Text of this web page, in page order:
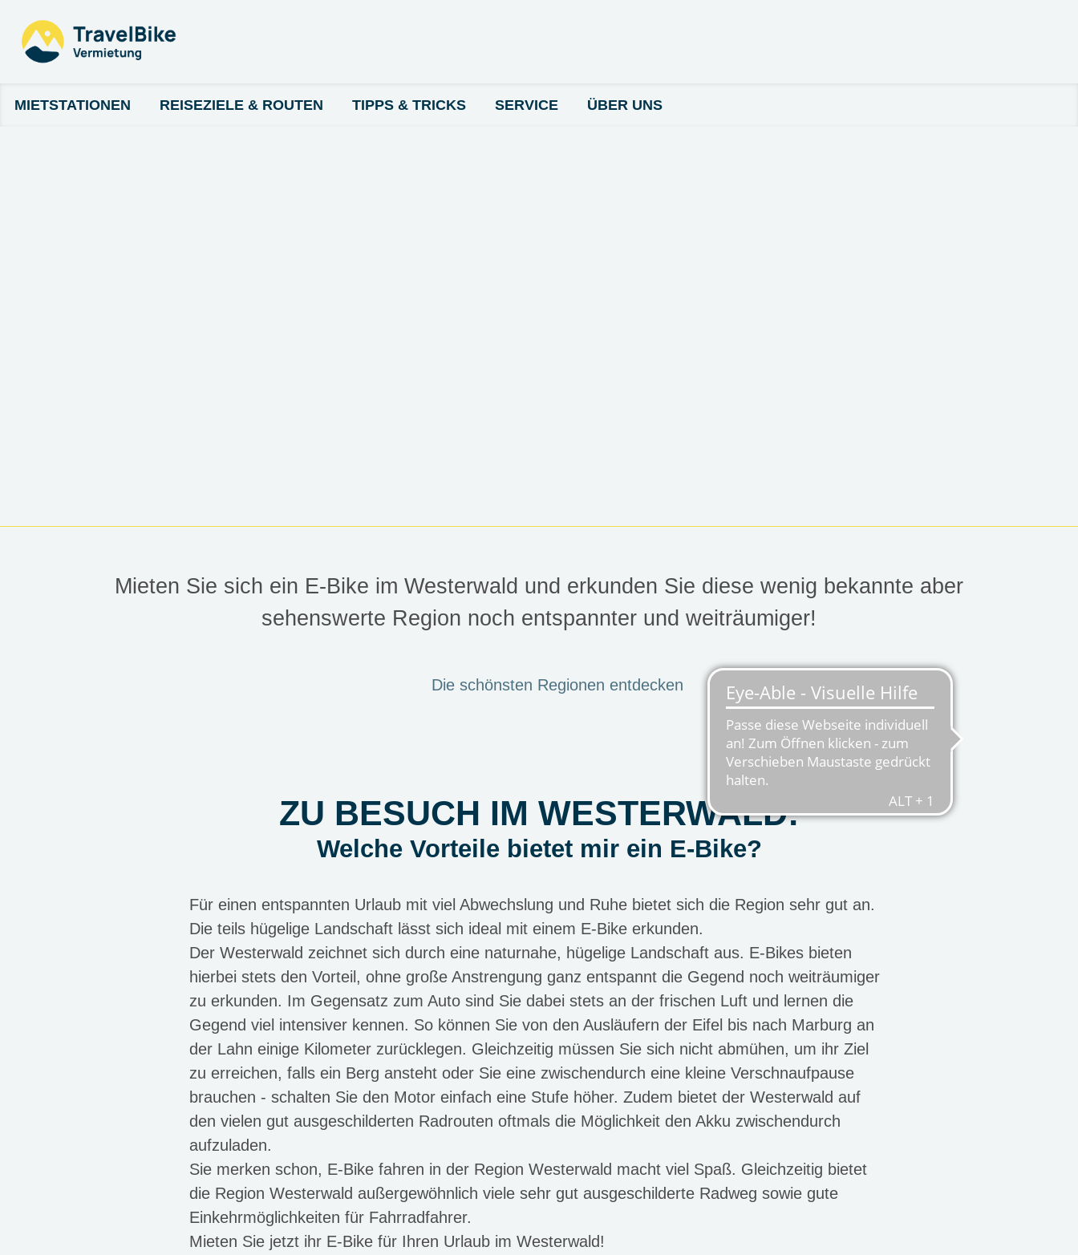
MIETSTATIONEN REISEZIELE & ROUTEN TIPPS & TRICKS SERVICE ÜBER UNS
WESTERWALD
E-Bike mieten in der grünen Lunge Deutschlands - im Westerwald
Mieten Sie sich ein E-Bike im Westerwald und erkunden Sie diese wenig bekannte aber
sehenswerte Region noch entspannter und weiträumiger!
Die schönsten Regionen entdecken
ZU BESUCH IM WESTERWALD:
Welche Vorteile bietet mir ein E-Bike?
Für einen entspannten Urlaub mit viel Abwechslung und Ruhe bietet sich die Region sehr gut an.
Die teils hügelige Landschaft lässt sich ideal mit einem E-Bike erkunden.
Der Westerwald zeichnet sich durch eine naturnahe, hügelige Landschaft aus. E-Bikes bieten
hierbei stets den Vorteil, ohne große Anstrengung ganz entspannt die Gegend noch weiträumiger
zu erkunden. Im Gegensatz zum Auto sind Sie dabei stets an der frischen Luft und lernen die
Gegend viel intensiver kennen. So können Sie von den Ausläufern der Eifel bis nach Marburg an
der Lahn einige Kilometer zurücklegen. Gleichzeitig müssen Sie sich nicht abmühen, um ihr Ziel
zu erreichen, falls ein Berg ansteht oder Sie eine zwischendurch eine kleine Verschnaufpause
brauchen - schalten Sie den Motor einfach eine Stufe höher. Zudem bietet der Westerwald auf
den vielen gut ausgeschilderten Radrouten oftmals die Möglichkeit den Akku zwischendurch
aufzuladen.
Sie merken schon, E-Bike fahren in der Region Westerwald macht viel Spaß. Gleichzeitig bietet
die Region Westerwald außergewöhnlich viele sehr gut ausgeschilderte Radweg sowie gute
Einkehrmöglichkeiten für Fahrradfahrer.
Mieten Sie jetzt ihr E-Bike für Ihren Urlaub im Westerwald!